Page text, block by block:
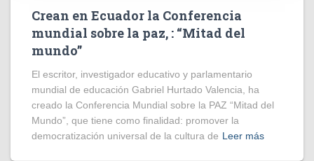
Crean en Ecuador la Conferencia
mundial sobre la paz, : “Mitad del
mundo”
El escritor, investigador educativo y parlamentario
mundial de educación Gabriel Hurtado Valencia, ha
creado la Conferencia Mundial sobre la PAZ “Mitad del
Mundo”, que tiene como finalidad: promover la
democratización universal de la cultura de Leer más